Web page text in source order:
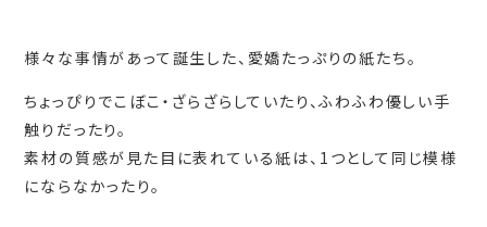
様々な事情があって誕生した、愛嬌たっぷりの紙たち。
ちょっぴりでこぼこ・ざらざらしていたり、ふわふわ優しい手
触りだったり。
素材の質感が見た目に表れている紙は、1つとして同じ模様
にならなかったり。